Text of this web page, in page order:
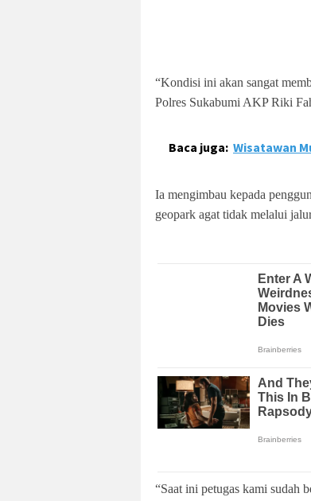
“Kondisi ini akan sangat
Polres Sukabumi AKP Riki
Baca juga: Wisatawan
Ia mengimbau kepada
geopark agat tidak melalui
“Saat ini petugas kami sudah